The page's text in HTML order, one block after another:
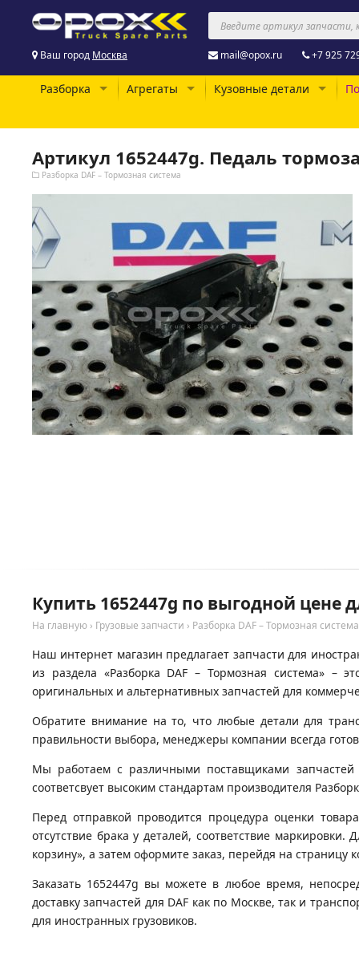
Ваш город Москва mail@opox.ru +7 925
Разборка Агрегаты Кузовные детали
Артикул 1652447g. Педаль
Разборка DAF – Тормозная система
Купить 1652447g по выгодной цене
На главную › Грузовые запчасти › Разборка DAF – Тормозная система
Наш интернет магазин предлагает запчасти для
из раздела «Разборка DAF – Тормозная система» –
оригинальных и альтернативных запчастей для
Обратите внимание на то, что любые детали для
правильности выбора, менеджеры компании всегда
Мы работаем с различными поставщиками запчастей
соответсвует высоким стандартам производителя
Перед отправкой проводится процедура оценки
отсутствие брака у деталей, соответствие
корзину», а затем оформите заказ, перейдя на страницу
Заказать 1652447g вы можете в любое время,
доставку запчастей для DAF как по Москве, так и
для иностранных грузовиков.